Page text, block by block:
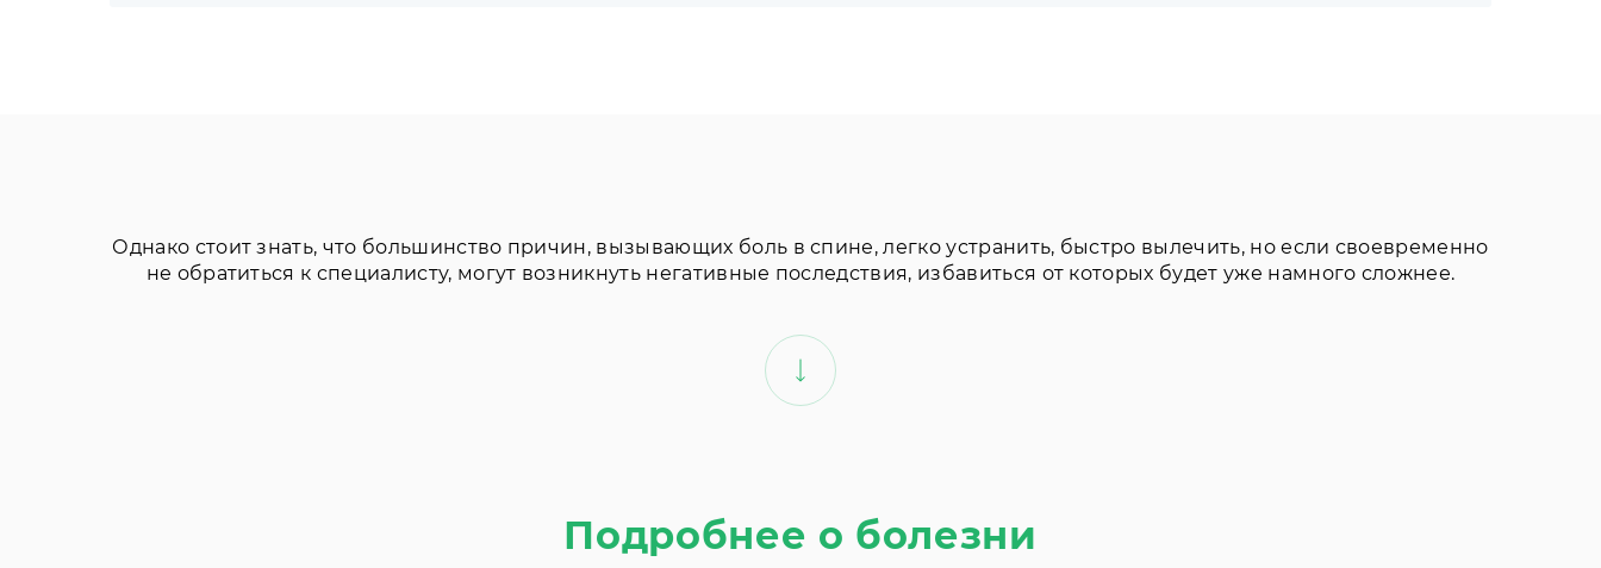
Однако стоит знать, что большинство причин, вызывающих боль в спине, легко устранить, быстро вылечить, но если своевременно
не обратиться к специалисту, могут возникнуть негативные последствия, избавиться от которых будет уже намного сложнее.
Подробнее о болезни